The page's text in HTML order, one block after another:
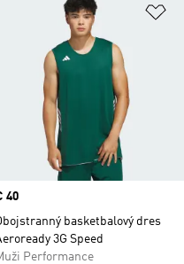
do zoznamu želaných
40
basketbalový dres
3G Speed
Performance